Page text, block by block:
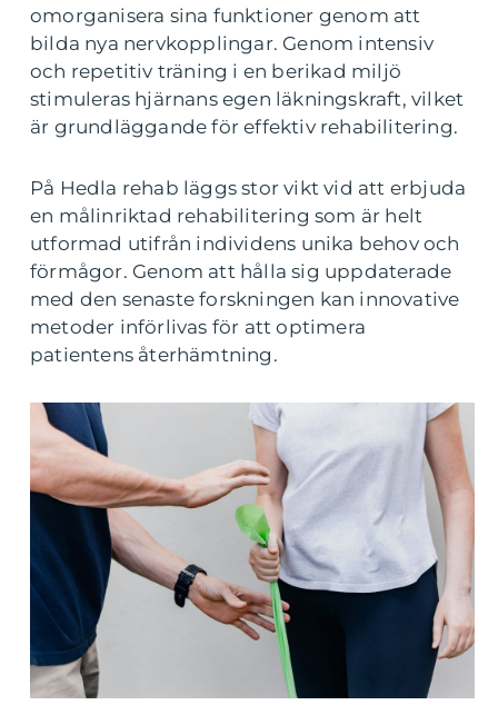
omorganisera sina funktioner genom att
bilda nya nervkopplingar. Genom intensiv
och repetitiv träning i en berikad miljö
stimuleras hjärnans egen läkningskraft, vilket
är grundläggande för effektiv rehabilitering.
På Hedla rehab läggs stor vikt vid att erbjuda
en målinriktad rehabilitering som är helt
utformad utifrån individens unika behov och
förmågor. Genom att hålla sig uppdaterade
med den senaste forskningen kan innovative
metoder införlivas för att optimera
patientens återhämtning.